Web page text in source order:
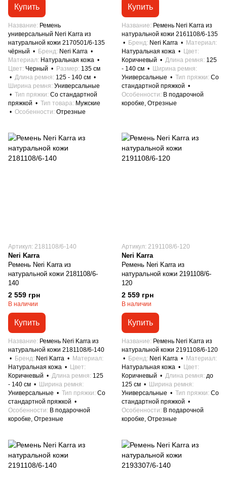
Купить
Название
Ремень
универсальный Neri Karra из
натуральной кожи 2170501/6-135
чёрный
Бренд Neri Karra
Материал
Натуральная кожа
Цвет Черный Размер 135 см
Длина ремня 125 - 140 см
Ширина ремня Универсальные
Тип пряжки Со стандартной
пряжкой
Тип товара Мужские
Особенности Отрезные
Купить
Название
Ремень Neri Karra из
натуральной кожи 2161108/6-135
Бренд Neri Karra
Материал
Натуральная кожа
Цвет
Коричневый
Длина ремня 125
- 140 см
Ширина ремня
Универсальные
Тип пряжки Со
стандартной пряжкой
Особенности
В подарочной
коробке, Отрезные
Артикул: 2181108/6-140
Neri Karra
Ремень Neri Karra из
натуральной кожи 2181108/6-
140
2 559 грн
В наличии
Купить
Название
Ремень Neri Karra из
натуральной кожи 2181108/6-140
Бренд Neri Karra
Материал
Натуральная кожа
Цвет
Коричневый
Длина ремня 125
- 140 см
Ширина ремня
Универсальные
Тип пряжки Со
стандартной пряжкой
Особенности
В подарочной
коробке, Отрезные
Артикул: 2191108/6-120
Neri Karra
Ремень Neri Karra из
натуральной кожи 2191108/6-
120
2 559 грн
В наличии
Купить
Название
Ремень Neri Karra из
натуральной кожи 2191108/6-120
Бренд Neri Karra
Материал
Натуральная кожа
Цвет
Коричневый
Длина ремня до
125 см
Ширина ремня
Универсальные
Тип пряжки Со
стандартной пряжкой
Особенности
В подарочной
коробке, Отрезные